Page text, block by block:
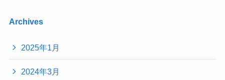
Archives
2025年1月
2024年3月